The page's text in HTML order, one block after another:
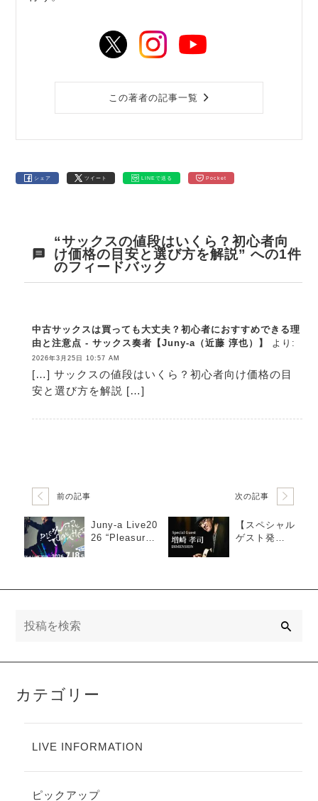
この著者の記事一覧
シェア ツイート LINEで送る Pocket
“サックスの値段はいくら？初心者向
け価格の目安と選び方を解説” への1件
のフィードバック
中古サックスは買っても大丈夫？初心者におすすめできる理
由と注意点 - サックス奏者【Juny-a（近藤 淳也）】
より:
2026年3月25日 10:57 AM
[…] サックスの値段はいくら？初心者向け価格の目
安と選び方を解説 […]
前の記事
Juny-a Live20
26 “Pleasure
SION)”渋谷Pl
次の記事
【スペシャル
ゲスト発
GETHER”に増
カテゴリー
LIVE INFORMATION
ピックアップ